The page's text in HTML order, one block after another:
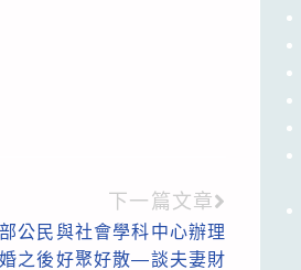
下一篇文章
公民與社會學科中心辦理
之後好聚好散—談夫妻財